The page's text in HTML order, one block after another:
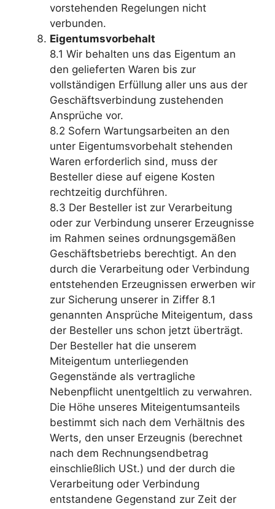
vorstehenden Regelungen nicht
verbunden.
Eigentumsvorbehalt
8.1 Wir behalten uns das Eigentum an
den gelieferten Waren bis zur
vollständigen Erfüllung aller uns aus der
Geschäftsverbindung zustehenden
Ansprüche vor.
8.2 Sofern Wartungsarbeiten an den
unter Eigentumsvorbehalt stehenden
Waren erforderlich sind, muss der
Besteller diese auf eigene Kosten
rechtzeitig durchführen.
8.3 Der Besteller ist zur Verarbeitung
oder zur Verbindung unserer Erzeugnisse
im Rahmen seines ordnungsgemäßen
Geschäftsbetriebs berechtigt. An den
durch die Verarbeitung oder Verbindung
entstehenden Erzeugnissen erwerben wir
zur Sicherung unserer in Ziffer 8.1
genannten Ansprüche Miteigentum, dass
der Besteller uns schon jetzt überträgt.
Der Besteller hat die unserem
Miteigentum unterliegenden
Gegenstände als vertragliche
Nebenpflicht unentgeltlich zu verwahren.
Die Höhe unseres Miteigentumsanteils
bestimmt sich nach dem Verhältnis des
Werts, den unser Erzeugnis (berechnet
nach dem Rechnungsendbetrag
einschließlich USt.) und der durch die
Verarbeitung oder Verbindung
entstandene Gegenstand zur Zeit der